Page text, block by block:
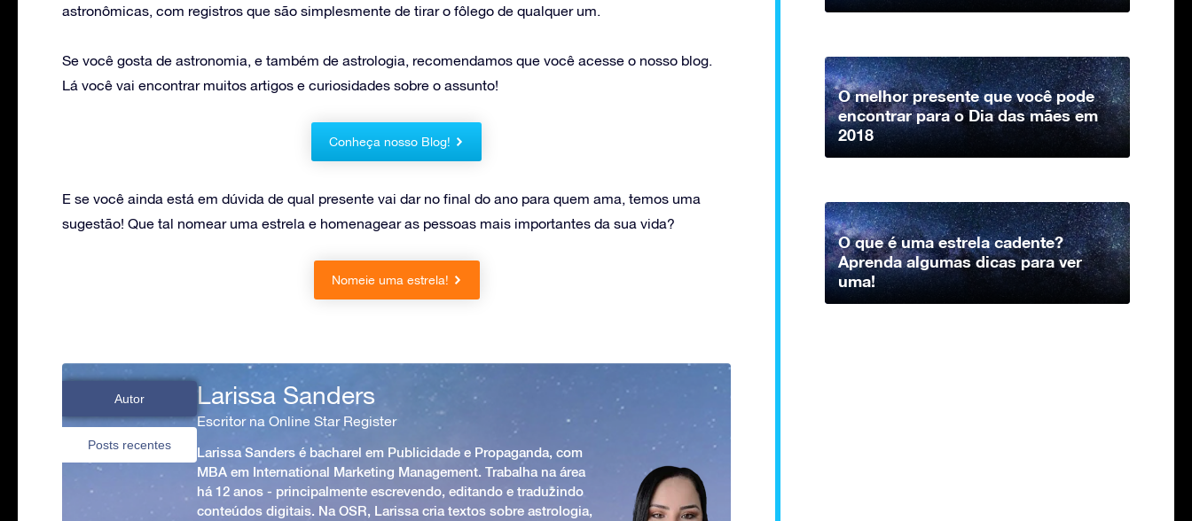
astronômicas, com registros que são simplesmente de tirar o fôlego de qualquer um.
Se você gosta de astronomia, e também de astrologia, recomendamos que você acesse o nosso blog.
Lá você vai encontrar muitos artigos e curiosidades sobre o assunto!
Conheça nosso Blog!
E se você ainda está em dúvida de qual presente vai dar no final do ano para quem ama, temos uma
sugestão! Que tal nomear uma estrela e homenagear as pessoas mais importantes da sua vida?
Nomeie uma estrela!
Autor
Posts recentes
Larissa Sanders
Escritor na Online Star Register
Larissa Sanders é bacharel em Publicidade e Propaganda, com
MBA em International Marketing Management. Trabalha na área
há 12 anos - principalmente escrevendo, editando e traduzindo
conteúdos digitais. Na OSR, Larissa cria textos sobre astrologia,
O melhor presente que você pode
encontrar para o Dia das mães em
2018
O que é uma estrela cadente?
Aprenda algumas dicas para ver
uma!